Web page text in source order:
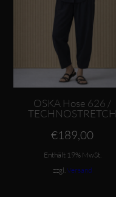
OSKA Hose 626 /
TECHNOSTRETCH
€189,00
Enthält 19% MwSt.
zzgl. Versand